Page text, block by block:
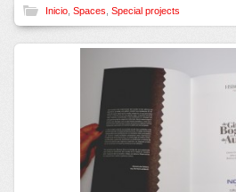
Inicio, Spaces Special projects